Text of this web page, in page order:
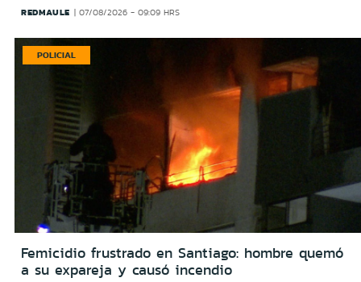
REDMAULE 07/08/2026 - 09:09 HRS
POLICIAL
Femicidio frustrado en Santiago: hombre quemó
a su expareja y causó incendio